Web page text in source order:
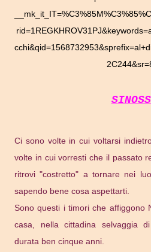
Ci sono volte in cui voltarsi
volte in cui vorresti che il passato
ritrovi "costretto" a tornare nei
sapendo bene cosa aspettarti.
Sono questi i timori che affiggono
casa, nella cittadina selvaggia
durata ben cinque anni.